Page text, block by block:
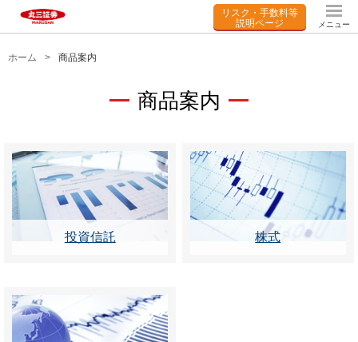
リスク・手数料等
説明ページ メニュー
ホーム 商品案内
商品案内
投資信託 株式